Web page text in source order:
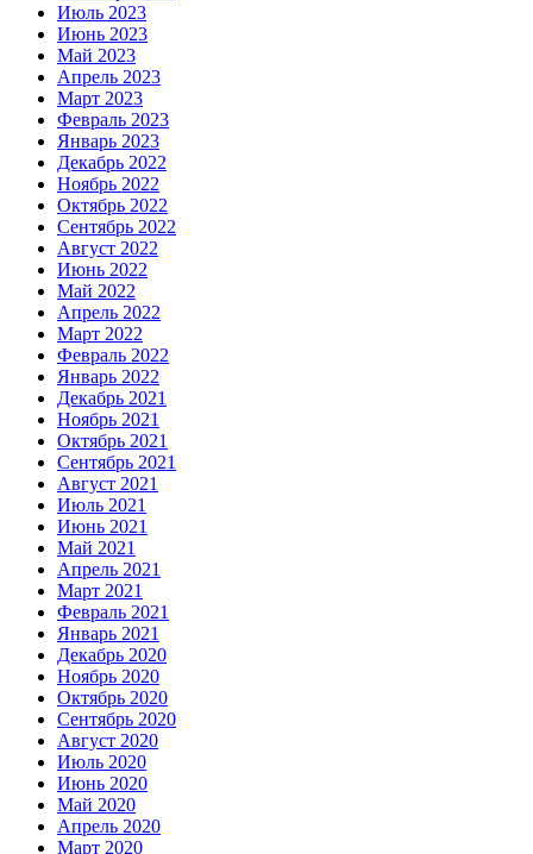
Июль 2023
Июнь 2023
Май 2023
Апрель 2023
Март 2023
Февраль 2023
Январь 2023
Декабрь 2022
Ноябрь 2022
Октябрь 2022
Сентябрь 2022
Август 2022
Июнь 2022
Май 2022
Апрель 2022
Март 2022
Февраль 2022
Январь 2022
Декабрь 2021
Ноябрь 2021
Октябрь 2021
Сентябрь 2021
Август 2021
Июль 2021
Июнь 2021
Май 2021
Апрель 2021
Март 2021
Февраль 2021
Январь 2021
Декабрь 2020
Ноябрь 2020
Октябрь 2020
Сентябрь 2020
Август 2020
Июль 2020
Июнь 2020
Май 2020
Апрель 2020
Март 2020